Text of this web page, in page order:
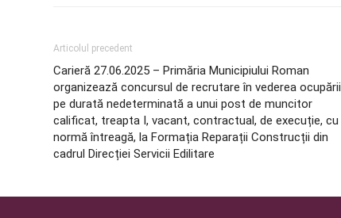
Articolul precedent
Carieră 27.06.2025 – Primăria Municipiului Roman
organizează concursul de recrutare în vederea ocupării
pe durată nedeterminată a unui post de muncitor
calificat, treapta I, vacant, contractual, de execuție, cu
normă întreagă, la Formația Reparații Construcții din
cadrul Direcției Servicii Edilitare